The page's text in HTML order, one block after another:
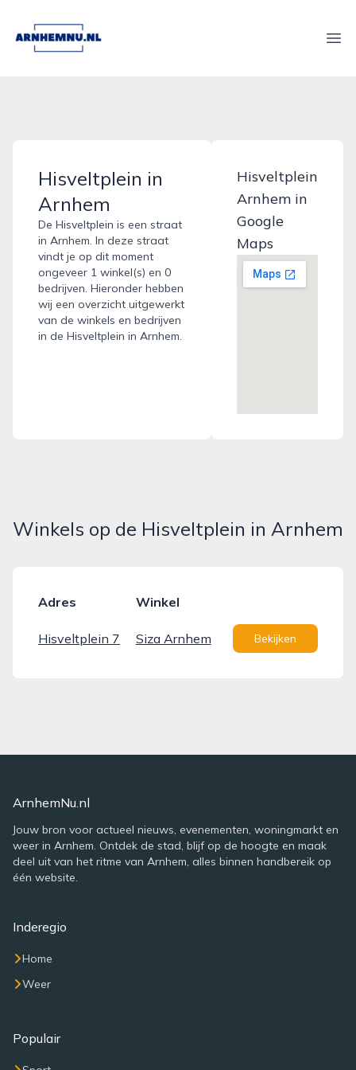
arnhemnu.nl
Hisveltplein in
Arnhem
De Hisveltplein is een straat
in Arnhem. In deze straat
vindt je op dit moment
ongeveer 1 winkel(s) en 0
bedrijven. Hieronder hebben
wij een overzicht uitgewerkt
van de winkels en bedrijven
in de Hisveltplein in Arnhem.
Hisveltplein
Arnhem in
Google
Maps
Winkels op de Hisveltplein in Arnhem
Adres Winkel
Hisveltplein 7 Siza Arnhem Bekijken
ArnhemNu.nl
Jouw bron voor actueel nieuws, evenementen, woningmarkt en
weer in Arnhem. Ontdek de stad, blijf op de hoogte en maak
deel uit van het ritme van Arnhem, alles binnen handbereik op
één website.
Inderegio
Home
Weer
Populair